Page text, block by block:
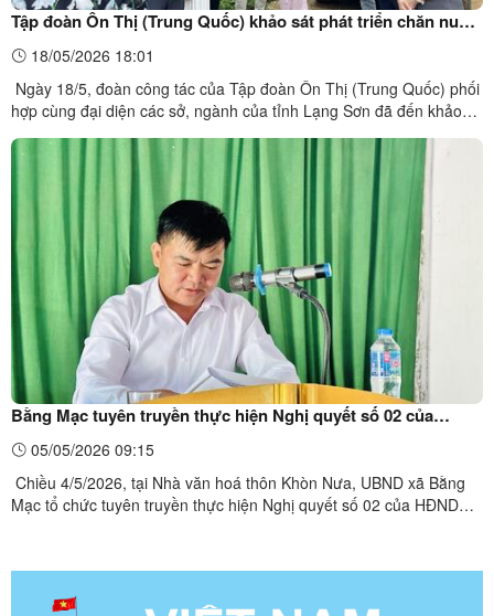
Tập đoàn Ôn Thị (Trung Quốc) khảo sát phát triển chăn nuôi
tập trung tại xã Bằng Mạc
18/05/2026 18:01
Ngày 18/5, đoàn công tác của Tập đoàn Ôn Thị (Trung Quốc) phối
hợp cùng đại diện các sở, ngành của tỉnh Lạng Sơn đã đến khảo
hiểu điều kiện phát triển chăn nuôi tập trung trên địa bàn.Tham gia
đoàn khảo sát có đại diện lãnh đạo Sở Nông ...
Bằng Mạc tuyên truyền thực hiện Nghị quyết số 02 của
HĐND tỉnh
05/05/2026 09:15
Chiều 4/5/2026, tại Nhà văn hoá thôn Khòn Nưa, UBND xã Bằng
Mạc tổ chức tuyên truyền thực hiện Nghị quyết số 02 của HĐND
uỷ viên, Phó Chủ tịch UBND xã Tuyên truyền tại ...